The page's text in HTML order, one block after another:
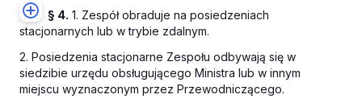
§ 4. 1. Zespół obraduje na posiedzeniach
stacjonarnych lub w trybie zdalnym.
2. Posiedzenia stacjonarne Zespołu odbywają się w
siedzibie urzędu obsługującego Ministra lub w innym
miejscu wyznaczonym przez Przewodniczącego.